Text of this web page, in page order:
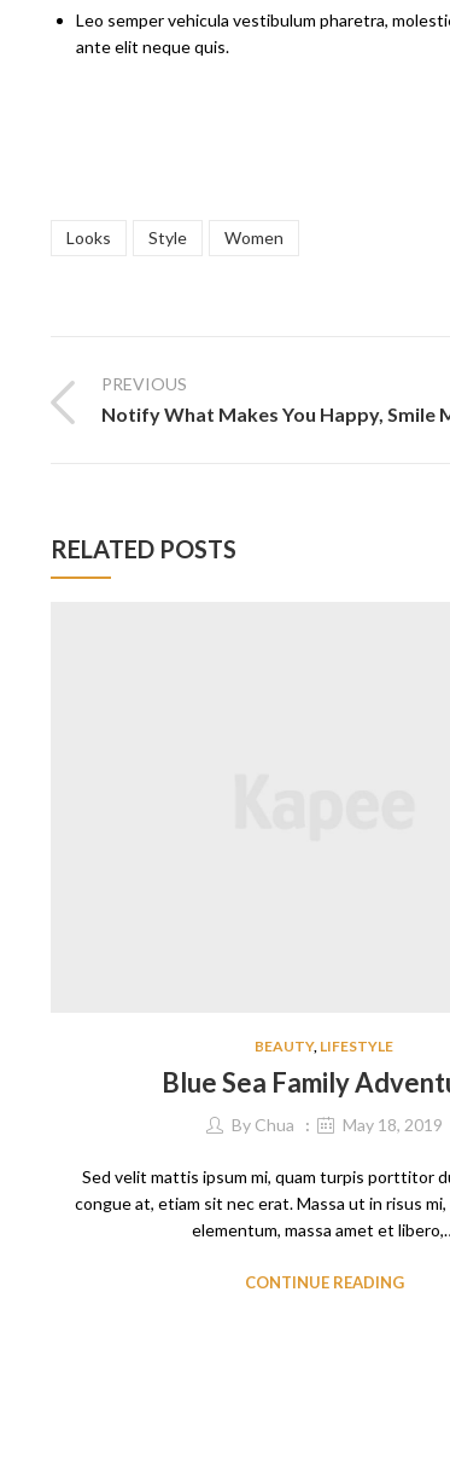
Leo semper vehicula vestibulum pharetra,
ante elit neque quis.
Looks Style Women
PREVIOUS
Notify What Makes You Happy, Smile
RELATED POSTS
BEAUTY, LIFESTYLE
Blue Sea Family
By Chua May 18, 2019
Sed velit mattis ipsum mi, quam turpis porttitor
congue at, etiam sit nec erat. Massa ut in risus
elementum, massa amet et
CONTINUE READING